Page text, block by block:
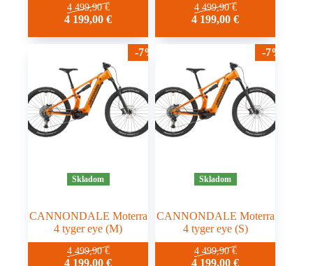
4 499,90€
4 199,00€
4 499,90€
4 199,00€
-7%
Skladom
CANNONDALE Moterra
4 tyger eye (M)
4 499,90€
4 199,00€
-7%
Skladom
CANNONDALE Moterra
4 tyger eye (S)
4 499,90€
4 199,00€